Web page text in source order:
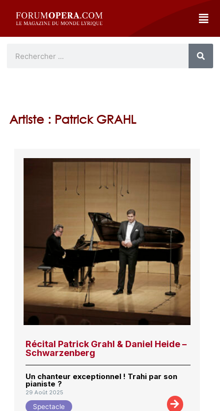
Artiste : Patrick GRAHL
Récital Patrick Grahl & Daniel Heide –
Schwarzenberg
Un chanteur exceptionnel ! Trahi par son
pianiste ?
29 Août 2025
Spectacle